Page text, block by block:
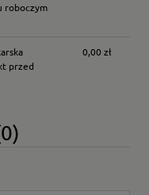
roboczym
przed
0,00 zł